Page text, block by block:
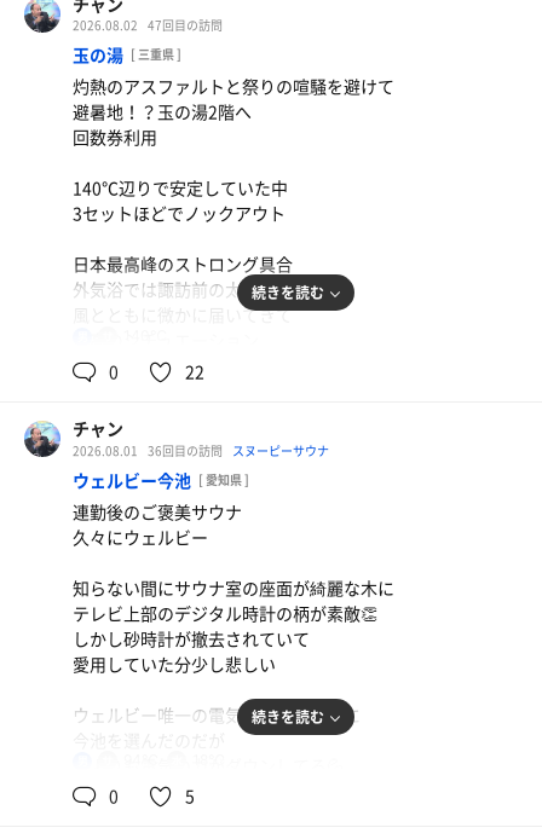
2026.08.02 47回目の訪問
玉の湯 [ 三重県 ]
灼熱のアスファルトと祭りの喧騒を避けて
避暑地！？玉の湯2階へ
回数券利用
140℃辺りで安定していた中
3セットほどでノックアウト
日本最高峰のストロング具合
外気浴では諏訪前の太鼓の音が
風とともに微かに届いてきて
水風呂でシャキッとしたのち
外気浴で味わう贅沢な脱力タイムは
最高でした
過去に夏の音楽フェスの合間に
サウナ利用しましたが
お祭りやフェスなどで
サウナや水風呂に慣れるチャンスなので
水風呂苦手な人こそ
お勧めしたいシチュエーション
ヤニ臭い休憩室で
続きを読む
0 22
チャン
2026.08.01 36回目の訪問 スヌーピーサウナ
ウェルビー今池 [ 愛知県 ]
連勤後のご褒美サウナ
久々にウェルビー
知らない間にサウナ室の座面が綺麗な木に
テレビ上部のデジタル時計の柄が素敵👏
しかし砂時計が撤去されていて
愛用していた分少し悲しい
ウェルビー唯一の電気風呂を目当てに
熱湯&電気風呂の珍しい組み合わせなので
続きを読む
0 5